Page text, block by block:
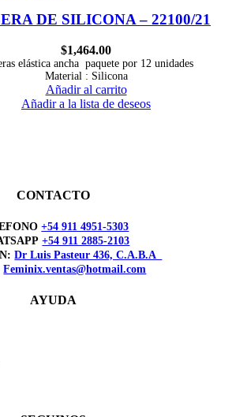
DE SILICONA – 22100/21
$1,464.00
elástica ancha paquete por 12 unidades
Material : Silicona
Añadir al carrito
Añadir a la lista de deseos
CONTACTO
+54 911 4951-5303
+54 911 2885-2103
Dr Luis Pasteur 436, C.A.B.A
Feminix.ventas@hotmail.com
AYUDA